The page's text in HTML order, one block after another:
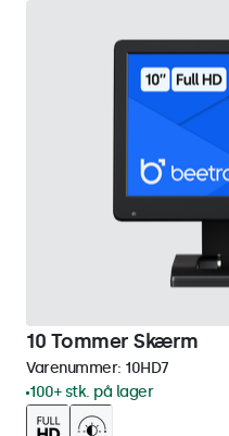
10 Tommer Skærm
Varenummer: 10HD7
100+ stk. på lager